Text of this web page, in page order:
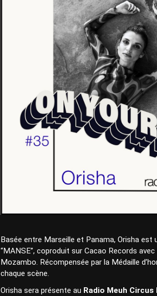
Basée entre Marseille et Panama, Orisha
“MANSE”, coproduit sur Cacao Records
Mozambo. Récompensée par la Médaille
chaque scène.
Orisha sera présente au Radio Meuh